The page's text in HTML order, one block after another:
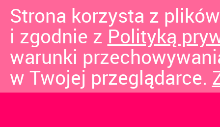
Strona korzysta z
i zgodnie z Polityką
warunki
w Twojej przeglądarce.